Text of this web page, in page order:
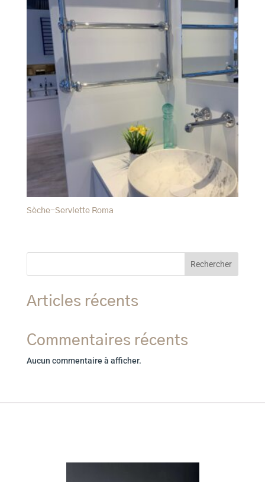
Sèche-Serviette Roma
Rechercher
Articles récents
Commentaires récents
Aucun commentaire à afficher.